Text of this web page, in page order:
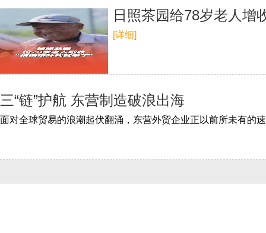
日照茶园给78岁老人增
[详细]
三“链”护航 东营制造破浪出海